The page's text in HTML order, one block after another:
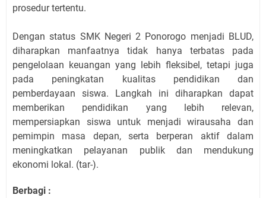
prosedur tertentu.
Dengan status SMK Negeri 2 Ponorogo menjadi BLUD,
diharapkan manfaatnya tidak hanya terbatas pada
pengelolaan keuangan yang lebih fleksibel, tetapi juga
pada peningkatan kualitas pendidikan dan
pemberdayaan siswa. Langkah ini diharapkan dapat
memberikan pendidikan yang lebih relevan,
mempersiapkan siswa untuk menjadi wirausaha dan
pemimpin masa depan, serta berperan aktif dalam
meningkatkan pelayanan publik dan mendukung
ekonomi lokal. (tar-).
Berbagi :